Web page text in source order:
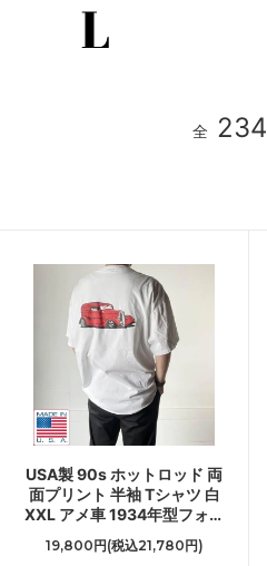
全 234
USA製 90s ホットロッド 両
面プリント 半袖 Tシャツ 白
XXL アメ車 1934年型フォー
ド ONEITA アメリカ製 ビン
テージ D154
19,800円(税込21,780円)